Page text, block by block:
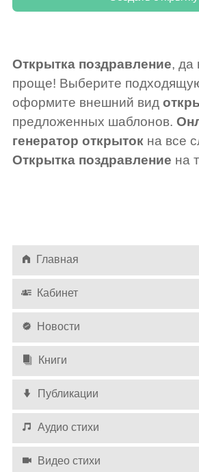
Открытка поздравление, да
проще! Выберите
оформите внешний вид
предложенных шаблонов.
генератор открытокна все
Открытка поздравление на
Главная
Кабинет
Новости
Книги
Публикации
Аудио стихи
Видео стихи